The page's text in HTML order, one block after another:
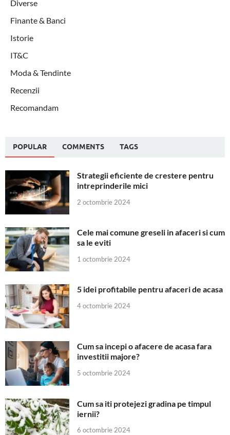
Diverse
Finante & Banci
Istorie
IT&C
Moda & Tendinte
Recenzii
Recomandam
POPULAR COMMENTS TAGS
Strategii eficiente de crestere pentru
intreprinderile mici
2 octombrie 2024
Cele mai comune greseli in afaceri si cum
sa le eviti
1 octombrie 2024
5 idei profitabile pentru afaceri de acasa
4 octombrie 2024
Cum sa incepi o afacere de acasa fara
investitii majore?
5 octombrie 2024
Cum sa iti protejezi gradina pe timpul
iernii?
6 octombrie 2024